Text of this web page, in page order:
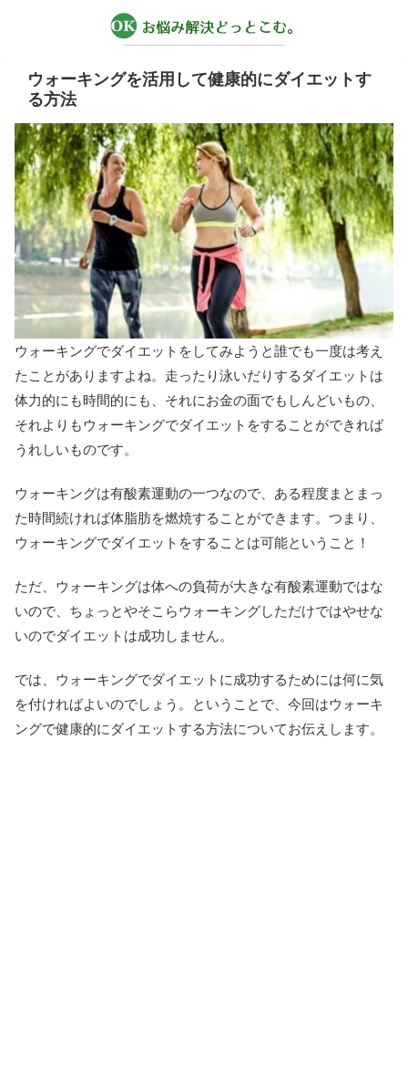
ウォーキングを活用して健康的にダイエットす
る方法
ウォーキングでダイエットをしてみようと誰でも一度は考え
たことがありますよね。走ったり泳いだりするダイエットは
体力的にも時間的にも、それにお金の面でもしんどいもの、
それよりもウォーキングでダイエットをすることができれば
うれしいものです。
ウォーキングは有酸素運動の一つなので、ある程度まとまっ
た時間続ければ体脂肪を燃焼することができます。つまり、
ウォーキングでダイエットをすることは可能ということ！
ただ、ウォーキングは体への負荷が大きな有酸素運動ではな
いので、ちょっとやそこらウォーキングしただけではやせな
いのでダイエットは成功しません。
では、ウォーキングでダイエットに成功するためには何に気
を付ければよいのでしょう。ということで、今回はウォーキ
ングで健康的にダイエットする方法についてお伝えします。